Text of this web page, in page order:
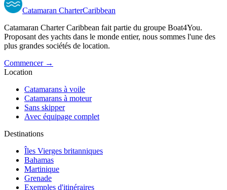
Catamaran CharterCaribbean
Catamaran Charter Caribbean fait partie du groupe Boat4You.
Proposant des yachts dans le monde entier, nous sommes l'une des
plus grandes sociétés de location.
Commencer →
Location
Catamarans à voile
Catamarans à moteur
Sans skipper
Avec équipage complet
Destinations
Îles Vierges britanniques
Bahamas
Martinique
Grenade
Exemples d'itinéraires